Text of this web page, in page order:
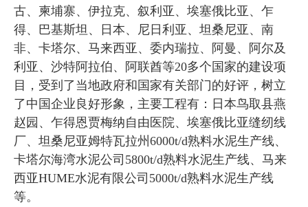
古、柬埔寨、伊拉克、叙利亚、埃塞俄比亚、乍
得、巴基斯坦、日本、尼日利亚、坦桑尼亚、南
非、卡塔尔、马来西亚、委内瑞拉、阿曼、阿尔及
利亚、沙特阿拉伯、阿联酋等20多个国家的建设项
目，受到了当地政府和国家有关部门的好评，树立
了中国企业良好形象，主要工程有：日本鸟取县燕
赵园、乍得恩贾梅纳自由医院、埃塞俄比亚缝纫线
厂、坦桑尼亚姆特瓦拉州6000t/d熟料水泥生产线、
卡塔尔海湾水泥公司5800t/d熟料水泥生产线、马来
西亚HUME水泥有限公司5000t/d熟料水泥生产线
等。